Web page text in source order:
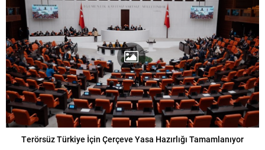
Terörsüz Türkiye İçin Çerçeve Yasa Hazırlığı Tamamlanıyor